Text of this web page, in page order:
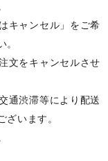
キャンセル」をご希
。
文をキャンセルさせ
通渋滞等により配送
ざいます。